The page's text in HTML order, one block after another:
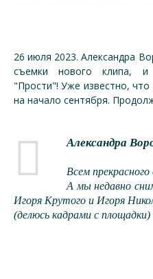
26 июля 2023. Александра
съемки нового клипа, и
"Прости"! Уже известно, что
на начало сентября.
Александра
Всем прекрасного
А мы недавно
Игоря Крутого и Игоря
(делюсь кадрами с площадки)